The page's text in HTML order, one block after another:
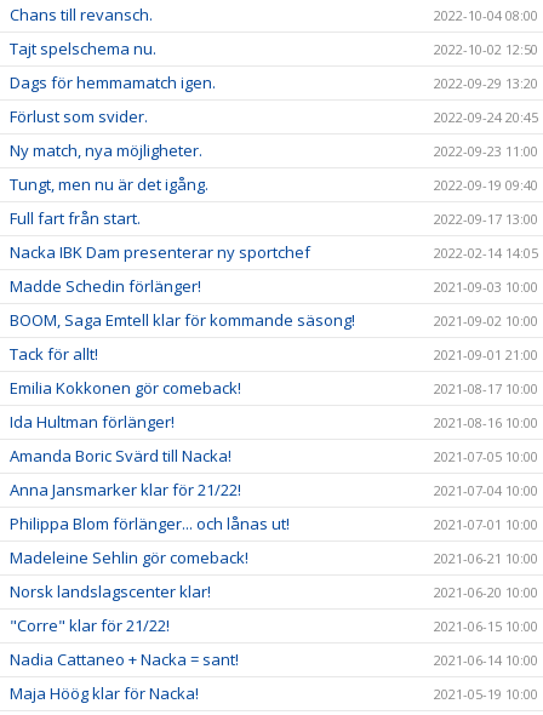
Chans till revansch. 2022-10-04 08:00
Tajt spelschema nu. 2022-10-02 12:50
Dags för hemmamatch igen. 2022-09-29 13:20
Förlust som svider. 2022-09-24 20:45
Ny match, nya möjligheter. 2022-09-23 11:00
Tungt, men nu är det igång. 2022-09-19 09:40
Full fart från start. 2022-09-17 13:00
Nacka IBK Dam presenterar ny sportchef 2022-02-14 14:05
Madde Schedin förlänger! 2021-09-03 10:00
BOOM, Saga Emtell klar för kommande säsong! 2021-09-02 10:00
Tack för allt! 2021-09-01 21:00
Emilia Kokkonen gör comeback! 2021-08-17 10:00
Ida Hultman förlänger! 2021-08-16 10:00
Amanda Boric Svärd till Nacka! 2021-07-05 10:00
Anna Jansmarker klar för 21/22! 2021-07-04 10:00
Philippa Blom förlänger... och lånas ut! 2021-07-01 10:00
Madeleine Sehlin gör comeback! 2021-06-21 10:00
Norsk landslagscenter klar! 2021-06-20 10:00
"Corre" klar för 21/22! 2021-06-15 10:00
Nadia Cattaneo + Nacka = sant! 2021-06-14 10:00
Maja Höög klar för Nacka! 2021-05-19 10:00